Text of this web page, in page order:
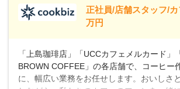
※試用期間なし
■店長職： ・西日本／月給
万円＋賞与(年3回)・店長職
正社員/店舗スタッフ/
万円
「上島珈琲店」「UCCカフェメルカード」
BROWN COFFEE」の各店舗で、コーヒー
に、幅広い業務をお任せします。おいしさ